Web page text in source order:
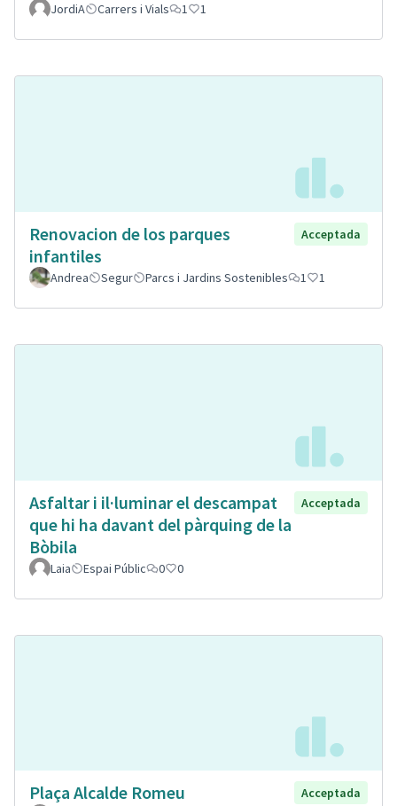
JordiA Carrers i Vials 1 1
Renovacion de los parques
infantiles
Acceptada
Andrea Segur Parcs i Jardins Sostenibles 1 1
Asfaltar i il·luminar el descampat
que hi ha davant del pàrquing de la
Bòbila
Acceptada
Laia Espai Públic 0 0
Plaça Alcalde Romeu
Acceptada